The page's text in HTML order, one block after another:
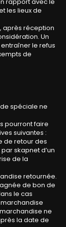
rapport avec le
les lieux de
après réception
Un
le refus
de
spéciale ne
pourront faire
suivantes :
de retour des
skapnet d’un
de la
retournée.
de bon de
le cas
ne
la date de